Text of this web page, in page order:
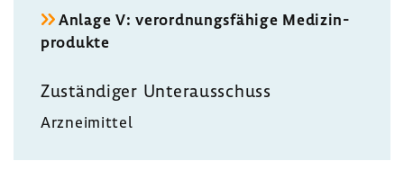
Anlage V: verord­nungs­fä­hige Medi­zin­
pro­dukte
Zustän­diger Unter­aus­schuss
Arznei­mittel